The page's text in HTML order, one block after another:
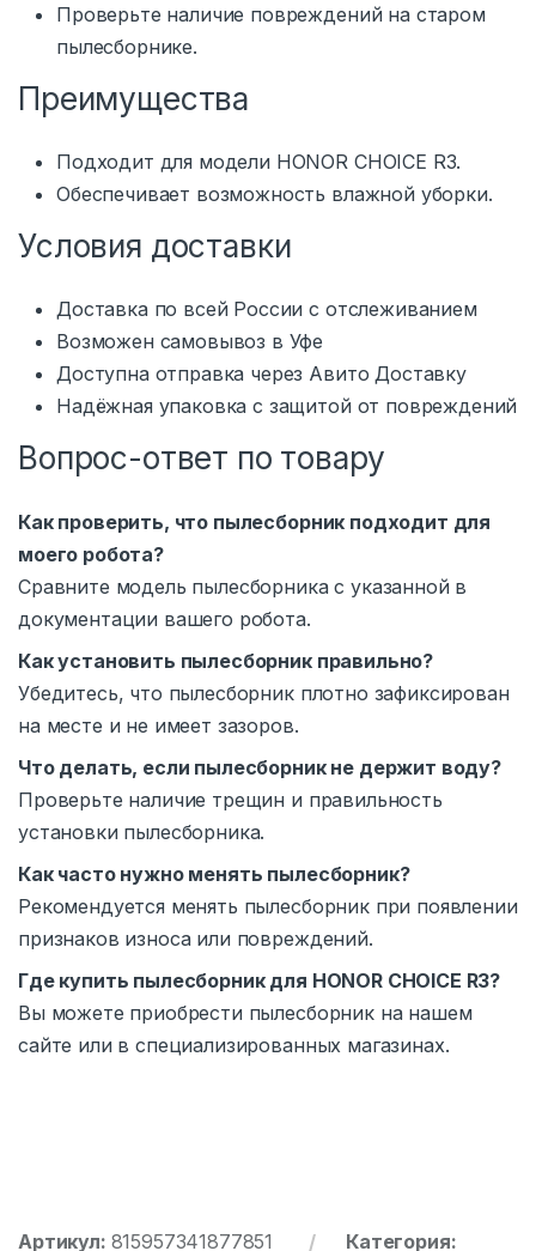
Проверьте наличие повреждений на старом
пылесборнике.
Преимущества
Подходит для модели HONOR CHOICE R3.
Обеспечивает возможность влажной уборки.
Условия доставки
Доставка по всей России с отслеживанием
Возможен самовывоз в Уфе
Доступна отправка через Авито Доставку
Надёжная упаковка с защитой от повреждений
Вопрос-ответ по товару
Как проверить, что пылесборник подходит для
моего робота?
Сравните модель пылесборника с указанной в
документации вашего робота.
Как установить пылесборник правильно?
Убедитесь, что пылесборник плотно зафиксирован
на месте и не имеет зазоров.
Что делать, если пылесборник не держит воду?
Проверьте наличие трещин и правильность
установки пылесборника.
Как часто нужно менять пылесборник?
Рекомендуется менять пылесборник при появлении
признаков износа или повреждений.
Где купить пылесборник для HONOR CHOICE R3?
Вы можете приобрести пылесборник на нашем
сайте или в специализированных магазинах.
Артикул: 815957341877851 Категория: